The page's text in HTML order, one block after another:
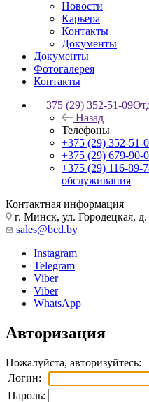
Новости
Карьера
Контакты
Документы
Документы
Фотогалерея
Контакты
+375 (29) 352-51-09
Назад
Телефоны
+375 (29) 352-51-
+375 (29) 679-90-
+375 (29) 116-89-
обслуживания
Контактная информация
г. Минск, ул. Городецкая, д.
sales@bcd.by
Instagram
Telegram
Viber
Viber
WhatsApp
Авторизация
Пожалуйста, авторизуйтесь:
Логин:
Пароль: